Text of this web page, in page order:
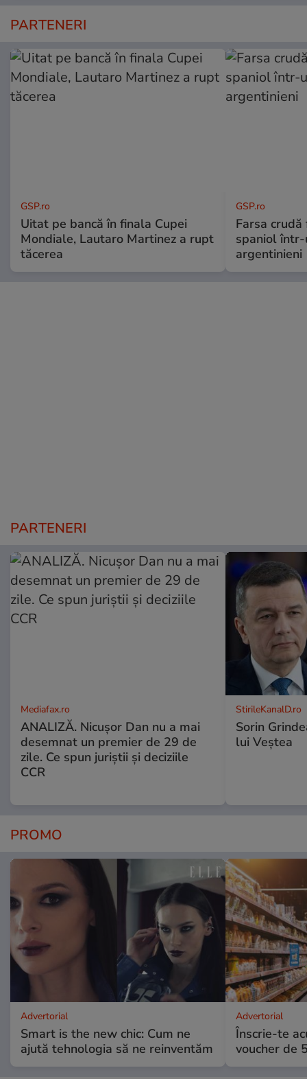
PARTENERI
GSP.ro
Uitat pe bancă în finala Cupei
Mondiale, Lautaro Martinez a rupt
tăcerea
GSP.ro
Farsa
spaniol într-
argentinieni
PARTENERI
Mediafax.ro
ANALIZĂ. Nicușor Dan nu a mai
desemnat un premier de 29 de
zile. Ce spun juriștii și deciziile
CCR
StirileKanalD.ro
Sorin
lui Veștea
PROMO
Advertorial
Smart is the new chic: Cum ne
ajută tehnologia să ne reinventăm
Advertorial
Înscrie-te
voucher de